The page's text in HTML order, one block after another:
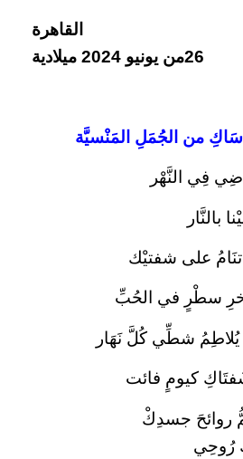
القاهرة
26من يونيو 2024 ميلادية
من الجُمَلِ المَنْسيَّة
فِي النَّهْر
بالنَّار
تنَامُ على شفتيْك
آخرِ سطْرٍ في الحُبِّ
يُلاطِمُ شطِّي كُلَّ نَهَار
كيومٍ فائت
روائحَ جسدِكْ
رُوحِي